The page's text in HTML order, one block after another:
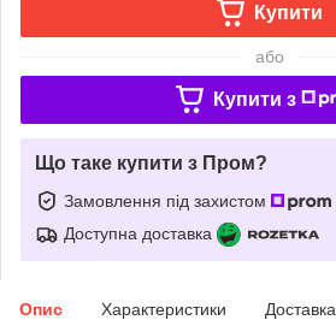
Купити
або
Купити з
Що таке купити з Пром?
Замовлення під захистом
Доступна доставка
Опис Характеристики Доставка